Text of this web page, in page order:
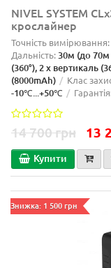
NIVEL SYSTEM
крослайнер
Точність вимірювання:
Дальність: 30м (до
(360°), 2 x вертикаль
(8000mAh)
Клас
-10℃...+50℃
14 700 грн 13
Купити
Знижка: 1 500 грн